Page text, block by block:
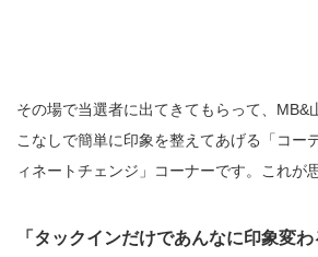
その場で当選者に出てきてもらって、MB&
こなしで簡単に印象を整えてあげる「コー
ィネートチェンジ」コーナーです。これが
「タックインだけであんなに印象変わ